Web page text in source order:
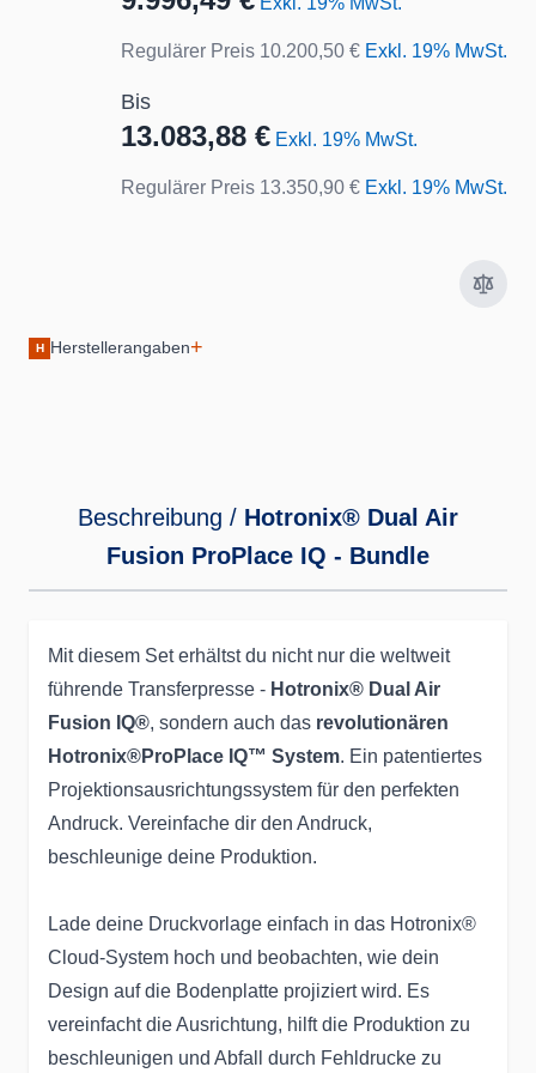
Regulärer Preis 10.200,50 € Exkl. 19% MwSt.
Bis
13.083,88 € Exkl. 19% MwSt.
Regulärer Preis 13.350,90 € Exkl. 19% MwSt.
H Herstellerangaben+
Beschreibung / Hotronix® Dual Air
Fusion ProPlace IQ - Bundle
Mit diesem Set erhältst du nicht nur die weltweit
führende Transferpresse - Hotronix® Dual Air
Fusion IQ®, sondern auch das revolutionären
Hotronix®ProPlace IQ™ System. Ein patentiertes
Projektionsausrichtungssystem für den perfekten
Andruck. Vereinfache dir den Andruck,
beschleunige deine Produktion.
Lade deine Druckvorlage einfach in das Hotronix®
Cloud-System hoch und beobachten, wie dein
Design auf die Bodenplatte projiziert wird. Es
vereinfacht die Ausrichtung, hilft die Produktion zu
beschleunigen und Abfall durch Fehldrucke zu